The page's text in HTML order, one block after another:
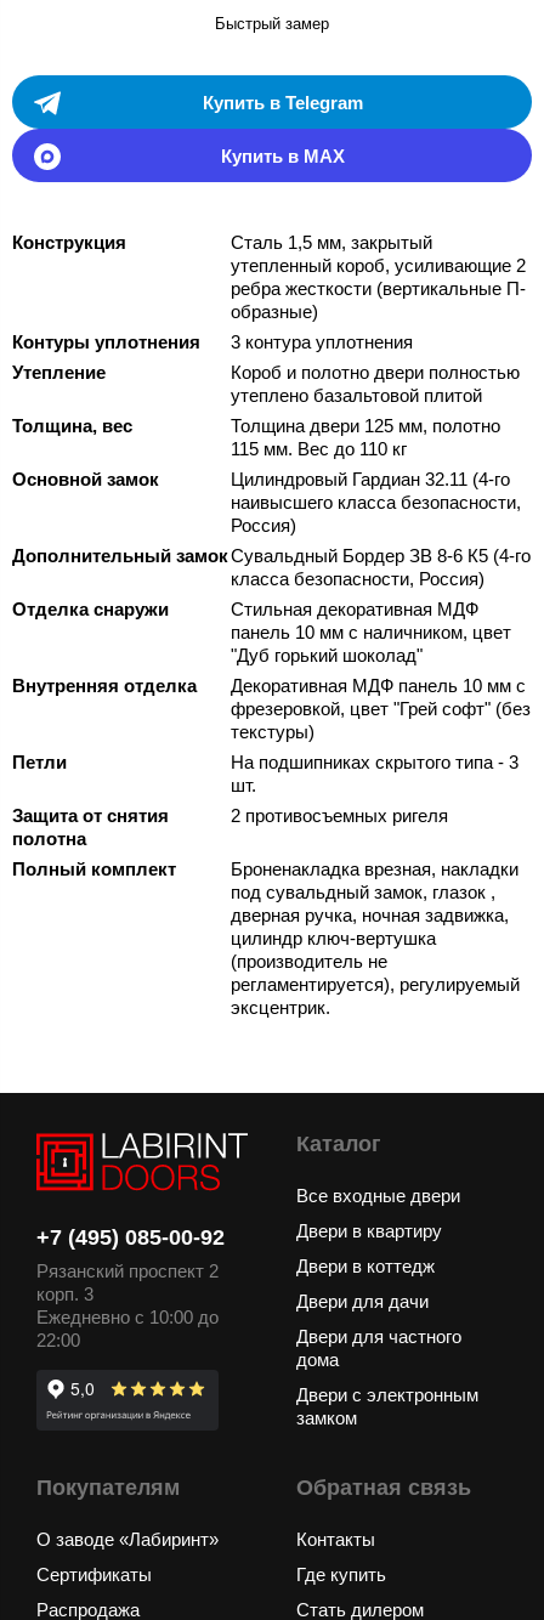
Быстрый замер
Купить в Telegram
Купить в MAX
Конструкция
Сталь 1,5 мм, закрытый
утепленный короб, усиливающие 2
ребра жесткости (вертикальные П-
образные)
Контуры уплотнения
3 контура уплотнения
Утепление
Короб и полотно двери полностью
утеплено базальтовой плитой
Толщина, вес
Толщина двери 125 мм, полотно
115 мм. Вес до 110 кг
Основной замок
Цилиндровый Гардиан 32.11 (4-го
наивысшего класса безопасности,
Россия)
Дополнительный замокСувальдный Бордер ЗВ 8-6 К5 (4-го
класса безопасности, Россия)
Отделка снаружи
Стильная декоративная МДФ
панель 10 мм с наличником, цвет
"Дуб горький шоколад"
Внутренняя отделка
Декоративная МДФ панель 10 мм с
фрезеровкой, цвет "Грей софт" (без
текстуры)
Петли
На подшипниках скрытого типа - 3
шт.
Защита от снятия
полотна
2 противосъемных ригеля
Полный комплект
Броненакладка врезная, накладки
под сувальдный замок, глазок ,
дверная ручка, ночная задвижка,
цилиндр ключ-вертушка
(производитель не
регламентируется), регулируемый
эксцентрик.
+7 (495) 085-00-92
Рязанский проспект 2
корп. 3
Ежедневно с 10:00 до
22:00
Каталог
Все входные двери
Двери в квартиру
Двери в коттедж
Двери для дачи
Двери для частного
дома
Двери с электронным
замком
Покупателям
О заводе «Лабиринт»
Сертификаты
Распродажа
Обратная связь
Контакты
Где купить
Стать дилером